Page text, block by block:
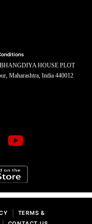
HOUSE PLOT
Maharashtra, India 440012
TERMS &